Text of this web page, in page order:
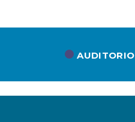
AUDITORIO